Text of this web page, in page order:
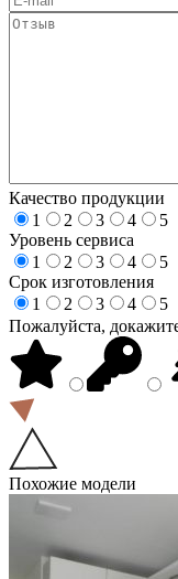
Качество продукции
1
2 3 4
5
Уровень сервиса
1
2 3 4
5
Срок изготовления
1
2 3 4
5
Пожалуйста,
Похожие модели